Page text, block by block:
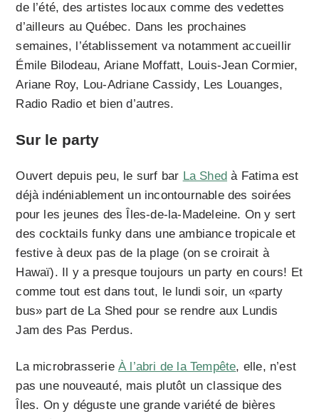
de l’été, des artistes locaux comme des vedettes
d’ailleurs au Québec. Dans les prochaines
semaines, l’établissement va notamment accueillir
Émile Bilodeau, Ariane Moffatt, Louis-Jean Cormier,
Ariane Roy, Lou-Adriane Cassidy, Les Louanges,
Radio Radio et bien d’autres.
Sur le party
Ouvert depuis peu, le surf bar La Shed à Fatima est
déjà indéniablement un incontournable des soirées
pour les jeunes des Îles-de-la-Madeleine. On y sert
des cocktails funky dans une ambiance tropicale et
festive à deux pas de la plage (on se croirait à
Hawaï). Il y a presque toujours un party en cours! Et
comme tout est dans tout, le lundi soir, un «party
bus» part de La Shed pour se rendre aux Lundis
Jam des Pas Perdus.
La microbrasserieÀ l’abri de la Tempête, elle, n’est
pas une nouveauté, mais plutôt un classique des
Îles. On y déguste une grande variété de bières